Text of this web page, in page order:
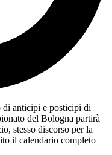
di anticipi e posticipi di
del Bologna partirà
stesso discorso per la
il calendario completo